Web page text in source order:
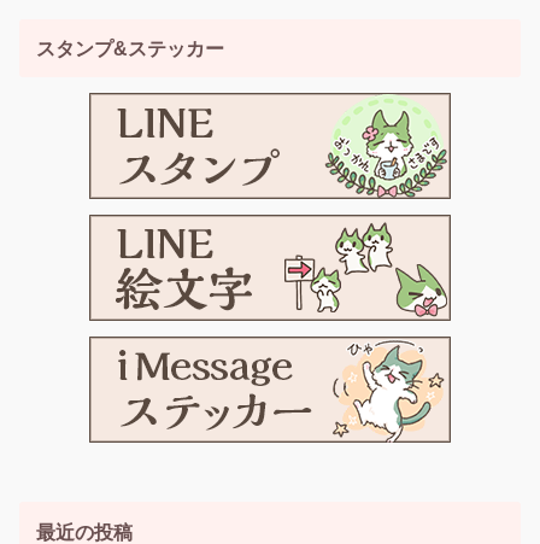
スタンプ&ステッカー
最近の投稿